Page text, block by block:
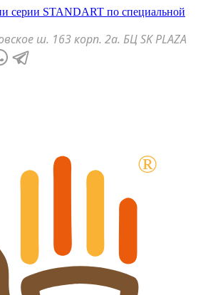
серии STANDART по специальной
ш. 163 корп. 2а. БЦ SK PLAZA